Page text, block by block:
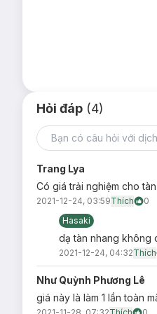
Hỏi đáp (4)
Trang Lya
Có giá trải nghiệm cho
2021-12-24, 03:59Thích
0
Hasaki
dạ tàn nhang không
2021-12-24, 04:32Thích
Như Quỳnh Phương Lê
giá này là làm 1 lần toàn